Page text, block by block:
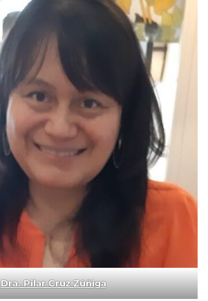
Dra. Pilar Cruz Zúñiga